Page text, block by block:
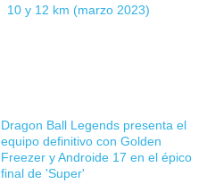
10 y 12 km (marzo 2023)
Dragon Ball Legends presenta el
equipo definitivo con Golden
Freezer y Androide 17 en el épico
final de 'Super'